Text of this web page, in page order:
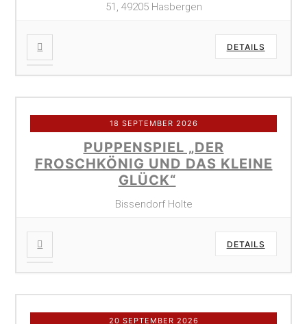
51, 49205 Hasbergen
DETAILS
18 SEPTEMBER 2026
PUPPENSPIEL „DER
FROSCHKÖNIG UND DAS KLEINE
GLÜCK“
Bissendorf Holte
DETAILS
20 SEPTEMBER 2026